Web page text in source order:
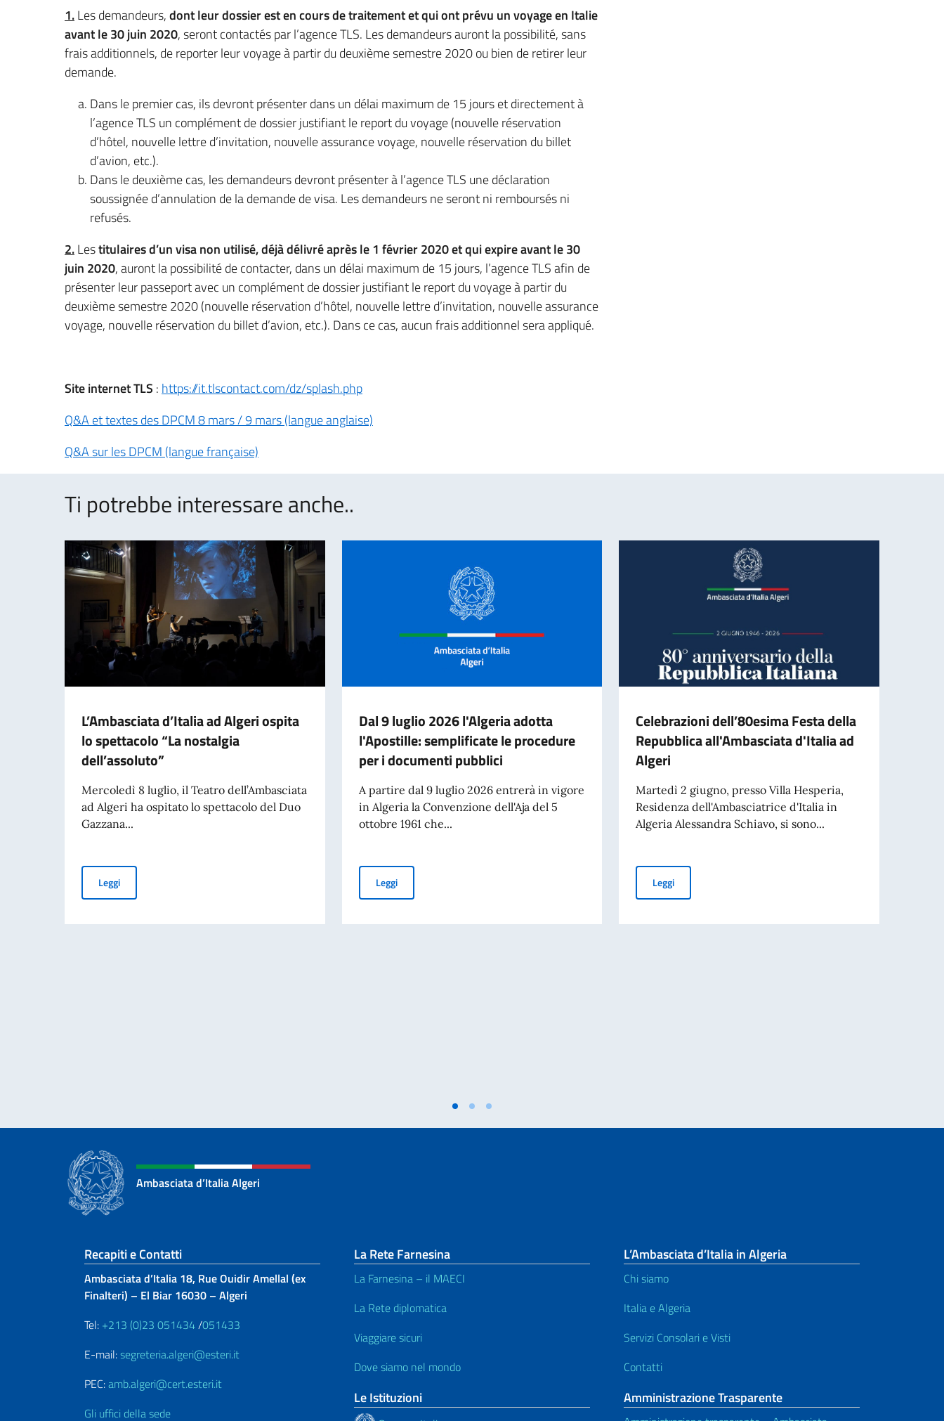
1.Les demandeurs,dont leur dossier est en cours de traitement et qui ont prévu un voyage en Italie
avant le 30 juin 2020, seront contactés par l’agence TLS. Les demandeurs auront la possibilité, sans
frais additionnels, de reporter leur voyage à partir du deuxième semestre 2020 ou bien de retirer leur
demande.
Dans le premier cas, ils devront présenter dans un délai maximum de 15 jours et directement à
l’agence TLS un complément de dossier justifiant le report du voyage (nouvelle réservation
d’hôtel, nouvelle lettre d’invitation, nouvelle assurance voyage, nouvelle réservation du billet
d’avion, etc.).
Dans le deuxième cas, les demandeurs devront présenter à l’agence TLS une déclaration
soussignée d’annulation de la demande de visa. Les demandeurs ne seront ni remboursés ni
refusés.
2.Lestitulaires d’un visa non utilisé, déjà délivré après le 1 février 2020 et qui expire avant le 30
juin 2020, auront la possibilité de contacter, dans un délai maximum de 15 jours, l’agence TLS afin de
présenter leur passeport avec un complément de dossier justifiant le report du voyage à partir du
deuxième semestre 2020 (nouvelle réservation d’hôtel, nouvelle lettre d’invitation, nouvelle assurance
voyage, nouvelle réservation du billet d’avion, etc.). Dans ce cas, aucun frais additionnel sera appliqué.
Site internet TLS : https://it.tlscontact.com/dz/splash.php
Q&A et textes des DPCM 8 mars / 9 mars (langue anglaise)
Q&A sur les DPCM (langue française)
Ti potrebbe interessare anche..
L’Ambasciata d’Italia ad Algeri ospita
lo spettacolo “La nostalgia
dell’assoluto”
Mercoledì 8 luglio, il Teatro dell’Ambasciata
ad Algeri ha ospitato lo spettacolo del Duo
Gazzana...
LeggiL’Ambasciata d’Italia ad Algeri ospita lo spettacolo “La nostalgia dell’assoluto”
Dal 9 luglio 2026 l'Algeria adotta
l'Apostille: semplificate le procedure
per i documenti pubblici
A partire dal 9 luglio 2026 entrerà in vigore
in Algeria la Convenzione dell'Aja del 5
ottobre 1961 che...
LeggiDal 9 luglio 2026 l'Algeria adotta l'Apostille: semplificate le procedure per i documenti pubblici
Celebrazioni dell’80esima Festa della
Repubblica all'Ambasciata d'Italia ad
Algeri
Martedì 2 giugno, presso Villa Hesperia,
Residenza dell'Ambasciatrice d'Italia in
Algeria Alessandra Schiavo, si sono...
LeggiCelebrazioni dell’80esima Festa della Repubblica
Ambasciata d’Italia Algeri
Sezione footer
Recapiti e Contatti
Ambasciata d’Italia 18, Rue Ouidir Amellal (ex
Finalteri) – El Biar 16030 – Algeri
Tel: +213 (0)23 051434/051433
E-mail:segreteria.algeri@esteri.it
PEC:amb.algeri@cert.esteri.it
Gli uffici della sede
La Rete Farnesina
La Farnesina – il MAECI
La Rete diplomatica
Viaggiare sicuri
Dove siamo nel mondo
Le Istituzioni
L’Ambasciata d’Italia in Algeria
Chi siamo
Italia e Algeria
Servizi Consolari e Visti
Contatti
Amministrazione Trasparente